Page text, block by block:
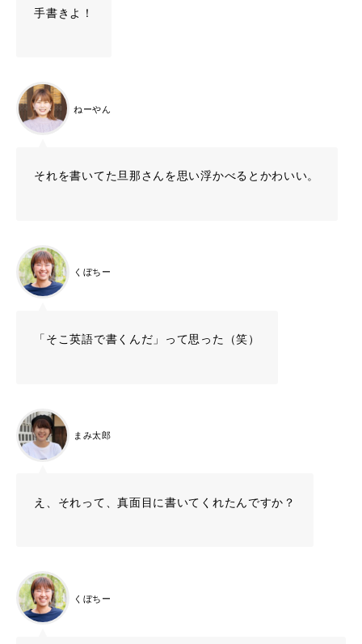
手書きよ！
ねーやん
それを書いてた旦那さんを思い浮かべるとかわいい。
くぼちー
「そこ英語で書くんだ」って思った（笑）
まみ太郎
え、それって、真面目に書いてくれたんですか？
くぼちー